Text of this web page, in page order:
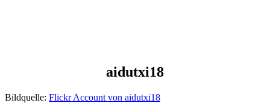
aidutxi18
Bildquelle: Flickr Account von aidutxi18